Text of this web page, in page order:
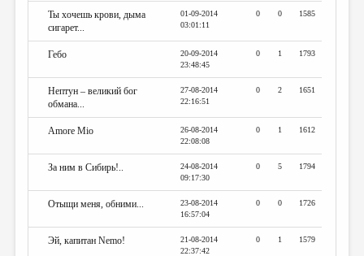
Ты хочешь крови, дыма
сигарет...
01-09-2014
03:01:11
0 0 1585
Гебо
20-09-2014
23:48:45
0 1 1793
Нептун – великий бог
обмана...
27-08-2014
22:16:51
0 2 1651
Amore Mio
26-08-2014
22:08:08
0 1 1612
За ним в Сибирь!..
24-08-2014
09:17:30
0 5 1794
Отыщи меня, обними...
23-08-2014
16:57:04
0 0 1726
Эй, капитан Nemo!
21-08-2014
22:37:42
0 1 1579